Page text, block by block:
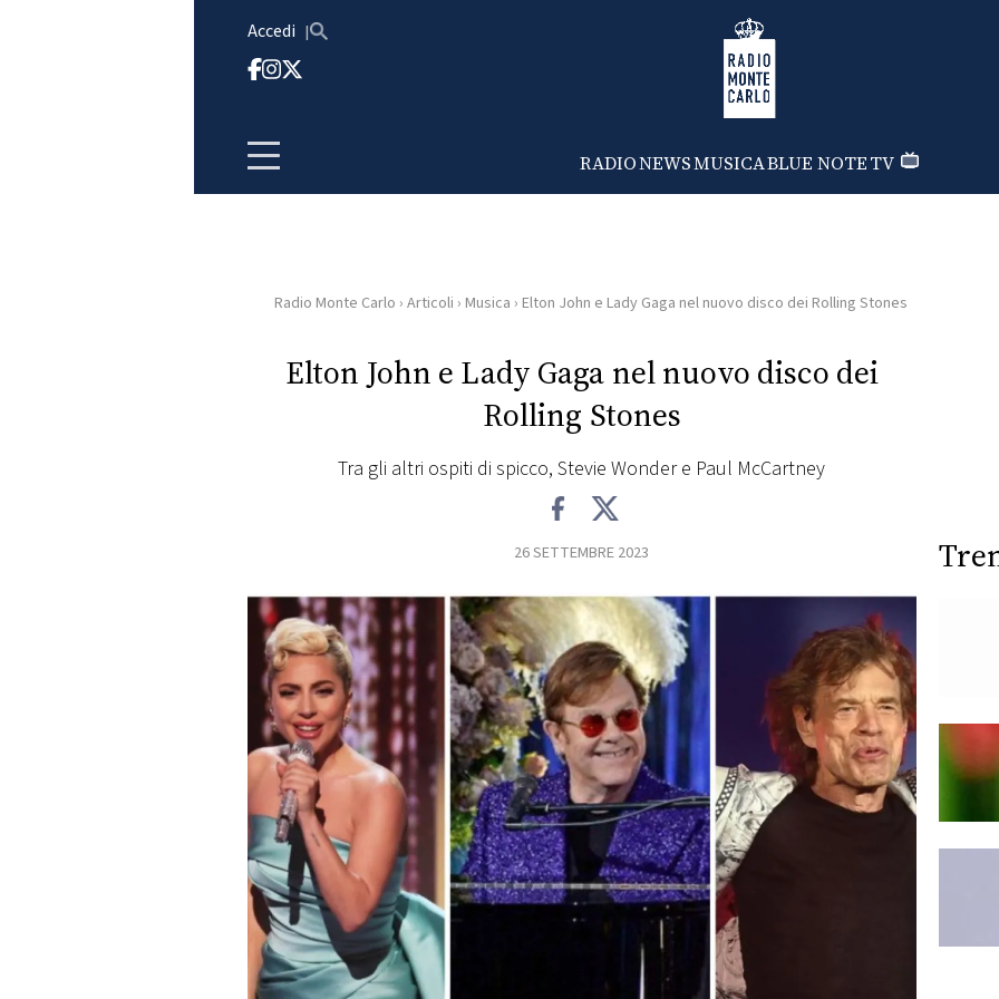
Accedi Radio Monte Carlo
RADIONEWSMUSICABLUE NOTETV
HOME
RADIO
NEWS
FOTO
CONCORSI
EVENTI
VIDEO
TV
PRINCIPATO
Radio Monte Carlo › Articoli › Musica › Elton John e Lady Gaga nel nuovo disco dei Rolling Stones
Elton John e Lady Gaga nel nuovo disco dei
Rolling Stones
Tra gli altri ospiti di spicco, Stevie Wonder e Paul McCartney
26 SETTEMBRE 2023